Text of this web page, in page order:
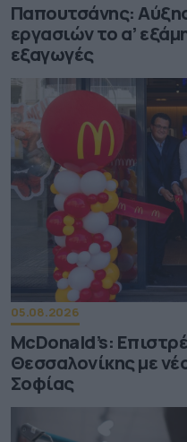
Παπουτσάνης:
εργασιών το α’
εξαγωγές
05.08.2026
McDonald’s:
Θεσσαλονίκης με
Σοφίας